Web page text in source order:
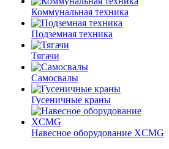
Коммунальная техника
Подземная техника
Тягачи
Самосвалы
Гусеничные краны
Навесное оборудование XCMG